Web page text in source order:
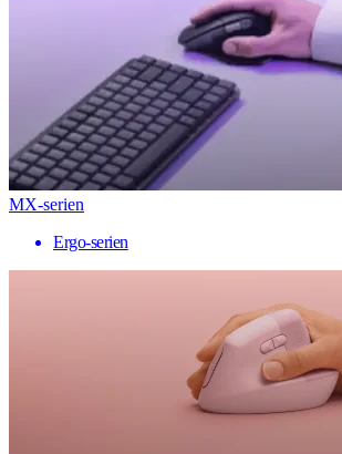
MX-serien
Ergo-serien